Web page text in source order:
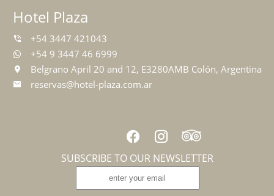
Hotel Plaza
+54 3447 421043
+54 9 3447 46 6999
Belgrano April 20 and 12, E3280AMB Colón, Argentina
reservas@hotel-plaza.com.ar
SUBSCRIBE TO OUR NEWSLETTER